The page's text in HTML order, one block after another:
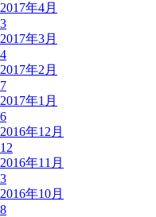
2017年4月
3
2017年3月
4
2017年2月
7
2017年1月
6
2016年12月
12
2016年11月
3
2016年10月
8